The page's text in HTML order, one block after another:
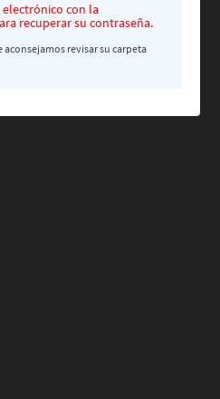
con la
recuperar su contraseña.
aconsejamos revisar su carpeta